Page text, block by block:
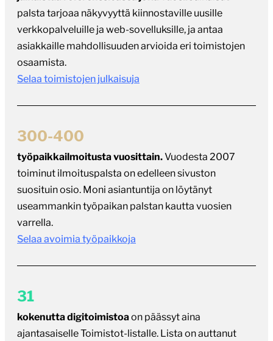
palsta tarjoaa näkyvyyttä kiinnostaville uusille
verkkopalveluille ja web-sovelluksille, ja antaa
asiakkaille mahdollisuuden arvioida eri toimistojen
osaamista.
Selaa toimistojen julkaisuja
300-400
työpaikkailmoitusta vuosittain.Vuodesta 2007
toiminut ilmoituspalsta on edelleen sivuston
suosituin osio. Moni asiantuntija on löytänyt
useammankin työpaikan palstan kautta vuosien
varrella.
Selaa avoimia työpaikkoja
31
kokenutta digitoimistoaon päässyt aina
ajantasaiselle Toimistot-listalle. Lista on auttanut